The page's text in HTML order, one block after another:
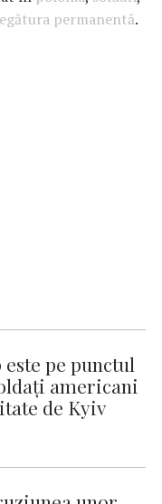
y permanentă.
pe punctul
americani
de Kyiv